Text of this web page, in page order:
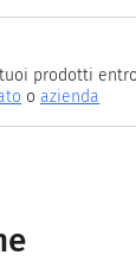
prodotti
oazienda